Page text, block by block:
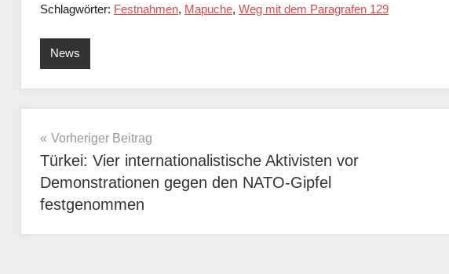
Schlagwörter: Festnahmen, Mapuche, Weg mit dem Paragrafen 129
News
Beitragsnavigation
Vorheriger Beitrag
Türkei: Vier internationalistische Aktivisten vor
Demonstrationen gegen den NATO-Gipfel
festgenommen